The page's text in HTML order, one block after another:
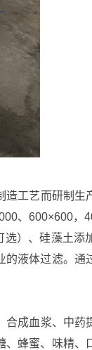
造工艺而研制生
、 600×600，
）、硅藻土添
的液体过滤。通
合成血浆、中药
、蜂蜜、味精、